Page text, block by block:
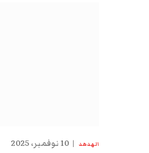
الهدهد 10 نوفمبر، 2025